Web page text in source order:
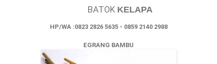
BATOK KELAPA
HP/WA :0823 2826 5635 - 0859 2140 2988
EGRANG BAMBU